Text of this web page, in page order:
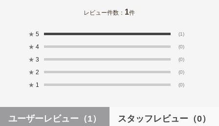
レビュー件数： 1件
★ 5 (1)
★ 4 (0)
★ 3 (0)
★ 2 (0)
★ 1 (0)
ユーザーレビュー （1） スタッフレビュー （0）